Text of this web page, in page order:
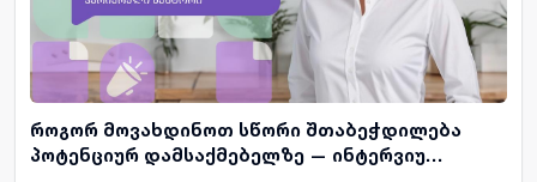
როგორ მოვახდინოთ სწორი შთაბეჭდილება
პოტენციურ დამსაქმებელზე — ინტერვიუ